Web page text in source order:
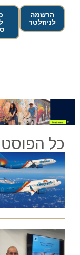
הרשמה
לניוזלטר
כל הפוסטים